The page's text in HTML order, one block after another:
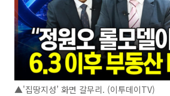
▲'집땅지성’ 화면 갈무리. (이투데이TV)